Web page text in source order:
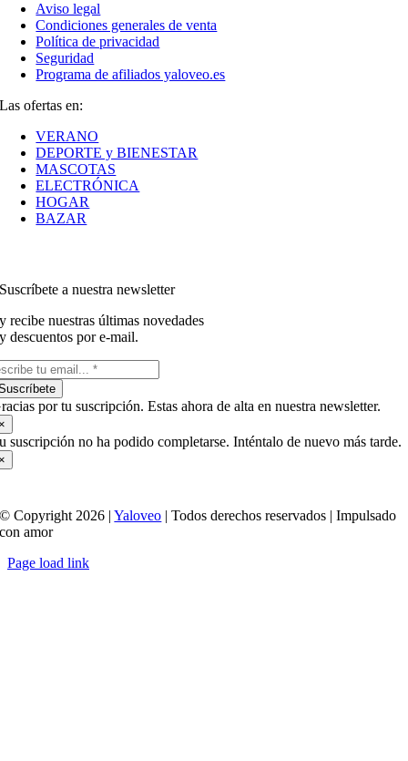
Aviso legal
Condiciones generales de venta
Política de privacidad
Seguridad
Programa de afiliados yaloveo.es
Las ofertas en:
VERANO
DEPORTE y BIENESTAR
MASCOTAS
ELECTRÓNICA
HOGAR
BAZAR
Suscríbete a nuestra newsletter
y recibe nuestras últimas novedades
y descuentos por e-mail.
por tu suscripción. Estas ahora de alta en nuestra newsletter.
suscripción no ha podido completarse. Inténtalo de nuevo más tarde.
© Copyright 2026 |Yaloveo | Todos derechos reservados | Impulsado
con amor
Page load link